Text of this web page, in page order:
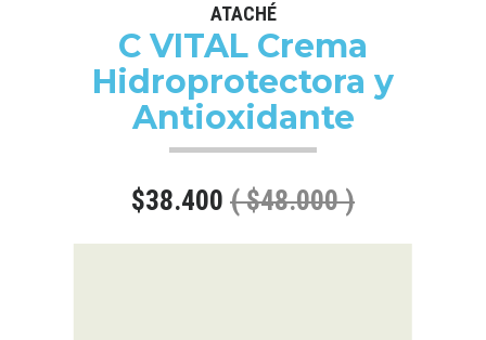
ATACHÉ
C VITAL Crema
Hidroprotectora y
Antioxidante
$38.400 ( $48.000 )